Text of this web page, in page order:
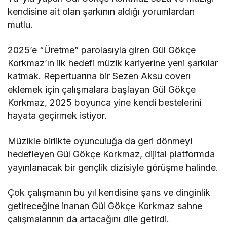
kendisine ait olan şarkının aldığı yorumlardan
mutlu.
2025’e “Üretme” parolasıyla giren Gül Gökçe
Korkmaz’ın ilk hedefi müzik kariyerine yeni şarkılar
katmak. Repertuarına bir Sezen Aksu coverı
eklemek için çalışmalara başlayan Gül Gökçe
Korkmaz, 2025 boyunca yine kendi bestelerini
hayata geçirmek istiyor.
Müzikle birlikte oyunculuğa da geri dönmeyi
hedefleyen Gül Gökçe Korkmaz, dijital platformda
yayınlanacak bir gençlik dizisiyle görüşme halinde.
Çok çalışmanın bu yıl kendisine şans ve dinginlik
getireceğine inanan Gül Gökçe Korkmaz sahne
çalışmalarının da artacağını dile getirdi.